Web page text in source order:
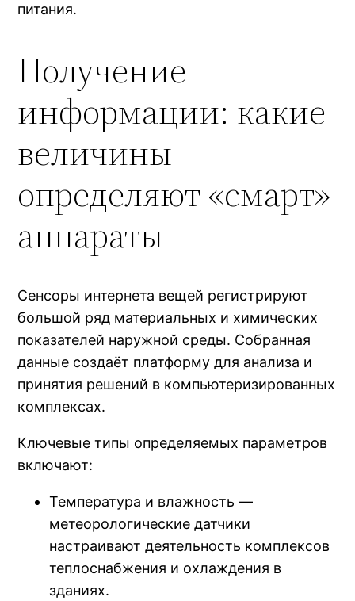
питания.
Получение
информации: какие
величины
определяют «смарт»
аппараты
Сенсоры интернета вещей регистрируют
большой ряд материальных и химических
показателей наружной среды. Собранная
данные создаёт платформу для анализа и
принятия решений в компьютеризированных
комплексах.
Ключевые типы определяемых параметров
включают:
Температура и влажность —
метеорологические датчики
настраивают деятельность комплексов
теплоснабжения и охлаждения в
зданиях.